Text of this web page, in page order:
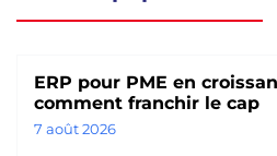
ERP pour PME en
comment franchir le cap
7 août 2026